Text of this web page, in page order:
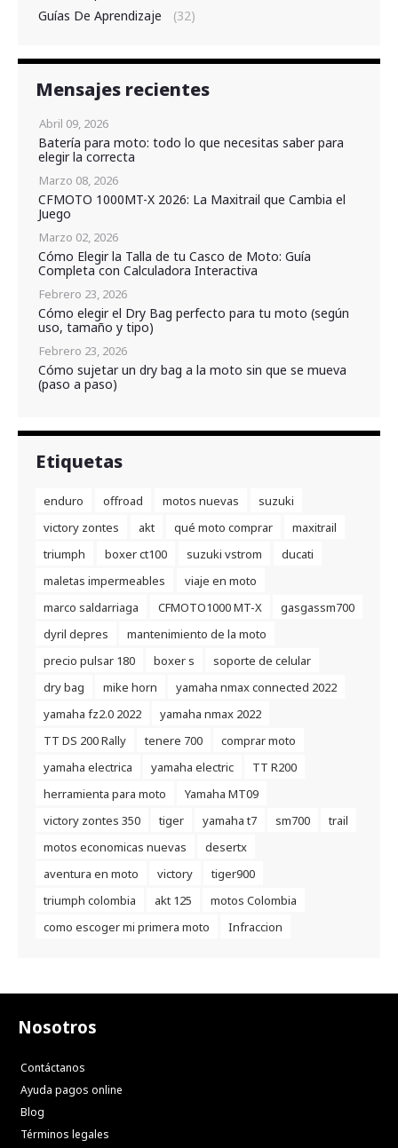
Guías De Aprendizaje
(32)
Mensajes recientes
Abril 09, 2026
Batería para moto: todo lo que necesitas saber para
elegir la correcta
Marzo 08, 2026
CFMOTO 1000MT-X 2026: La Maxitrail que Cambia el
Juego
Marzo 02, 2026
Cómo Elegir la Talla de tu Casco de Moto: Guía
Completa con Calculadora Interactiva
Febrero 23, 2026
Cómo elegir el Dry Bag perfecto para tu moto (según
uso, tamaño y tipo)
Febrero 23, 2026
Cómo sujetar un dry bag a la moto sin que se mueva
(paso a paso)
Etiquetas
enduro offroad motos nuevas
suzuki
victory zontes
akt qué moto comprar
maxitrail
triumph
boxer ct100 suzuki vstrom
ducati
maletas impermeables
viaje en moto
marco saldarriaga
CFMOTO1000 MT-X
gasgassm700
dyril depres
mantenimiento de la moto
precio pulsar 180
boxer s
soporte de celular
dry bag
mike horn
yamaha nmax connected 2022
yamaha fz2.0 2022
yamaha nmax 2022
TT DS 200 Rally
tenere 700
comprar moto
yamaha electrica
yamaha electric
TT R200
herramienta para moto
Yamaha MT09
victory zontes 350
tiger yamaha t7 sm700
trail
motos economicas nuevas
desertx
aventura en moto
victory
tiger900
triumph colombia
akt 125
motos Colombia
como escoger mi primera moto
Infraccion
Nosotros
Contáctanos
Ayuda pagos online
Blog
Términos legales